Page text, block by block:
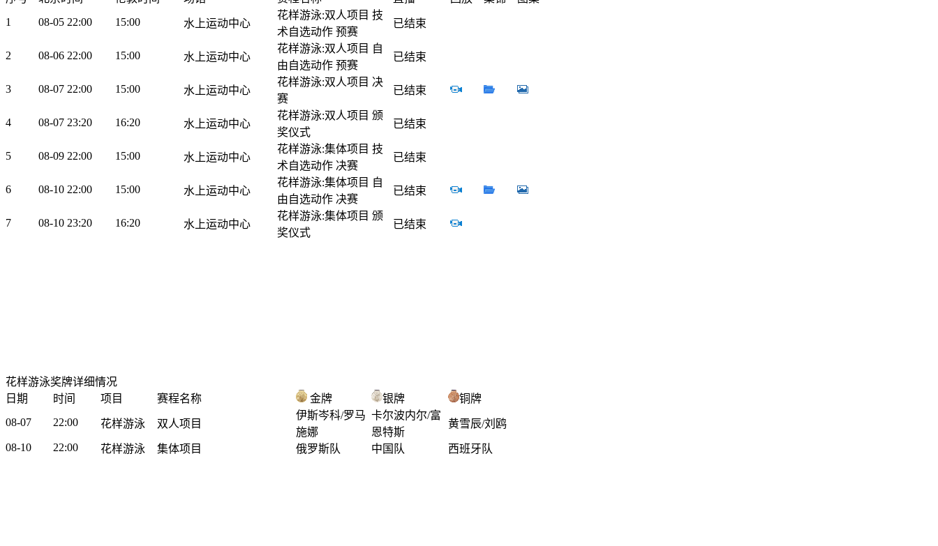
1
08-05 22:00 15:00 水上运动中心
花样游泳:双人项目 技
术自选动作 预赛
已结束
2 08-06 22:00 15:00 水上运动中心
花样游泳:双人项目 自
由自选动作 预赛
已结束
3 08-07 22:00 15:00 水上运动中心
花样游泳:双人项目 决
赛
已结束
4 08-07 23:20 16:20 水上运动中心
花样游泳:双人项目 颁
奖仪式
已结束
5 08-09 22:00 15:00 水上运动中心
花样游泳:集体项目 技
术自选动作 决赛
已结束
6 08-10 22:00 15:00 水上运动中心
花样游泳:集体项目 自
由自选动作 决赛
已结束
7 08-10 23:20 16:20 水上运动中心
花样游泳:集体项目 颁
奖仪式
已结束
花样游泳奖牌详细情况
日期
时间 项目 赛程名称 金牌 银牌
铜牌
08-07
22:00 花样游泳 双人项目
伊斯岑科/罗马
施娜
卡尔波内尔/富
恩特斯
黄雪辰/刘鸥
08-10
22:00 花样游泳 集体项目 俄罗斯队 中国队 西班牙队